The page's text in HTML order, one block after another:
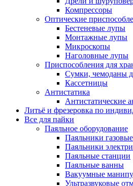
Компрессоры
Оптические
Бестеневые лупы
Монтажные лупы
Микроскопы
Наголовные лупы
Приспособления для
Сумки, чемоданы
Кассетницы
Антистатика
Антистатические
Литьё и фрезеровка по
Все для пайки
Паяльное оборудование
Паяльники газовые
Паяльники
Паяльные станции
Паяльные ванны
Вакуумные
Ультразвуковые